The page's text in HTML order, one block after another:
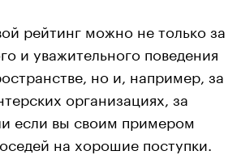
рейтинг можно не только за
и уважительного поведения
но и, например, за
организациях, за
если вы своим примером
на хорошие поступки.